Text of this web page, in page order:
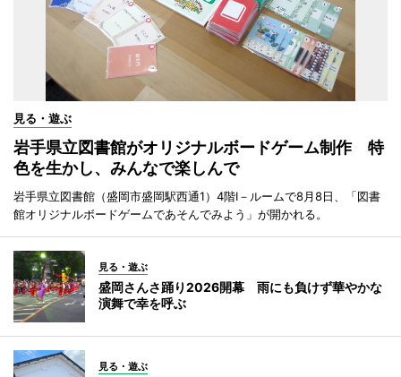
見る・遊ぶ
岩手県立図書館がオリジナルボードゲーム制作 特
色を生かし、みんなで楽しんで
岩手県立図書館（盛岡市盛岡駅西通1）4階I－ルームで8月8日、「図書
館オリジナルボードゲームであそんでみよう」が開かれる。
見る・遊ぶ
盛岡さんさ踊り2026開幕 雨にも負けず華やかな
演舞で幸を呼ぶ
見る・遊ぶ